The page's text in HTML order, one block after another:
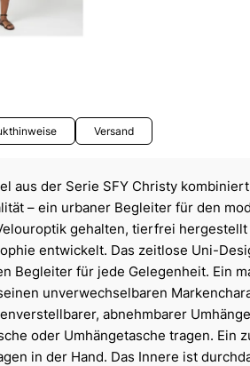
Versand
aus der Serie SFY Christy
– ein urbaner Begleiter für den
gehalten, tierfrei
entwickelt. Das zeitlose Uni-
Begleiter für jede Gelegenheit. Ein
unverwechselbaren
abnehmbarer
oder Umhängetasche tragen. Ein
in der Hand. Das Innere ist